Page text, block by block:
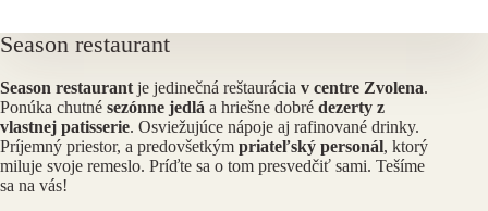
Season restaurant
Season restaurantje jedinečná reštaurácia v centre Zvolena.
Ponúka chutné sezónne jedlá a hriešne dobré dezerty z
vlastnej patisserie. Osviežujúce nápoje aj rafinované drinky.
Príjemný priestor, a predovšetkým priateľský personál, ktorý
miluje svoje remeslo. Príďte sa o tom presvedčiť sami. Tešíme
sa na vás!